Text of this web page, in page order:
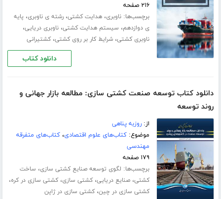
۲۱۶ صفحه
برچسب‌ها:ناوبری،هدایت کشتی،رشته ی ناوبری، پایه
ی دوازدهم، سیستم هدایت کشتی،ناوبری دریایی،
ناوبری کشتی،شرایط کار بر روی کشتی،کشتیرانی
دانلود کتاب
دانلود کتاب توسعه صنعت کشتی سازی: مطالعه بازار جهانی و
روند توسعه
از:روزبه پناهی
موضوع:کتاب‌های علوم اقتصادی،کتاب‌های متفرقه
مهندسی
۱۷۹ صفحه
برچسب‌ها: لگوی توسعه صنایع کشتی‏ سازی، ساخت
کشتی،صنایع دریایی،کشتی سازی،کشتی سازی در کره،
کشتی سازی در چین،کشتی سازی در ژاپن